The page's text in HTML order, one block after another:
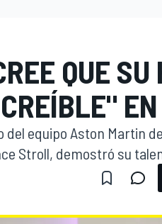
QUE SU
equipo Aston Martin
Stroll, demostró su